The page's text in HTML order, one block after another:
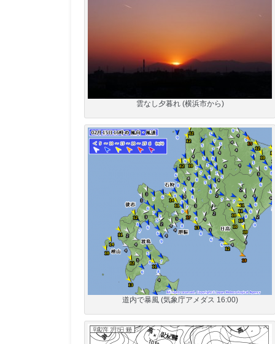
雲なし夕暮れ (横浜市から)
道内で暴風 (気象庁アメダス 16:00)